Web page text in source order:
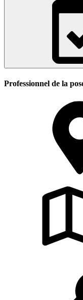
Professionnel de la